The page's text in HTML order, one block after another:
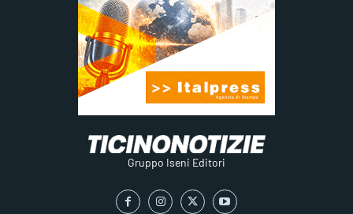
Gruppo Iseni Editori